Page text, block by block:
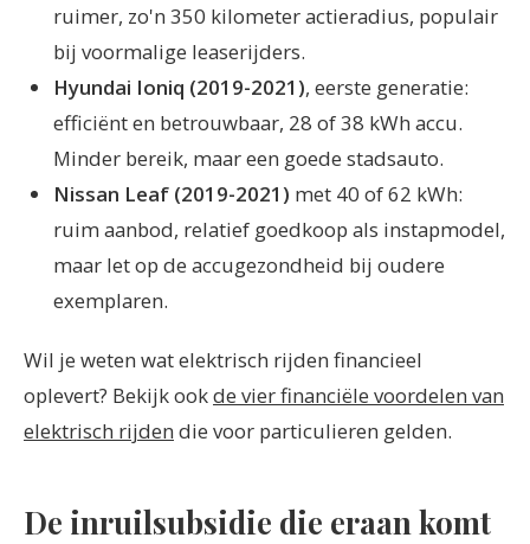
ruimer, zo'n 350 kilometer actieradius, populair
bij voormalige leaserijders.
Hyundai Ioniq (2019-2021), eerste generatie:
efficiënt en betrouwbaar, 28 of 38 kWh accu.
Minder bereik, maar een goede stadsauto.
Nissan Leaf (2019-2021) met 40 of 62 kWh:
ruim aanbod, relatief goedkoop als instapmodel,
maar let op de accugezondheid bij oudere
exemplaren.
Wil je weten wat elektrisch rijden financieel
oplevert? Bekijk ookde vier financiële voordelen van
elektrisch rijden die voor particulieren gelden.
De inruilsubsidie die eraan komt